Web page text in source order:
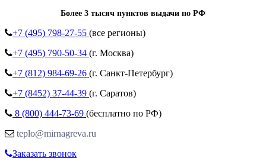
Более 3 тысяч пунктов выдачи по РФ
+7 (495) 798-27-55 (все регионы)
+7 (495) 790-50-34 (г. Москва)
+7 (812) 984-69-26 (г. Санкт-Петербург)
+7 (8452) 37-44-39 (г. Саратов)
8 (800) 444-73-69 (бесплатно по РФ)
teplo@mirnagreva.ru
Заказать звонок